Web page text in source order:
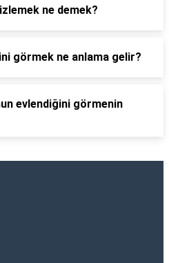
ne demek?
görmek ne anlama gelir?
evlendiğini görmenin